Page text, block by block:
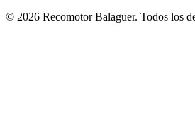
© 2026 RecomotorBalaguer. Todos los